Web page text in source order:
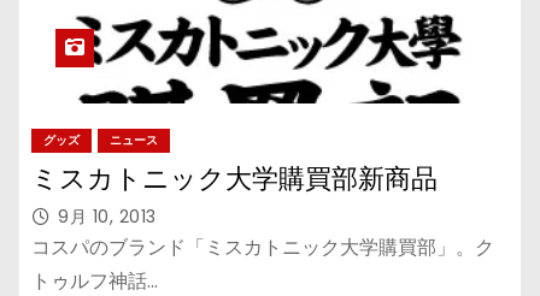
グッズ ニュース
ミスカトニック大学購買部新商品
9月 10, 2013
コスパのブランド「ミスカトニック大学購買部」。ク
トゥルフ神話…